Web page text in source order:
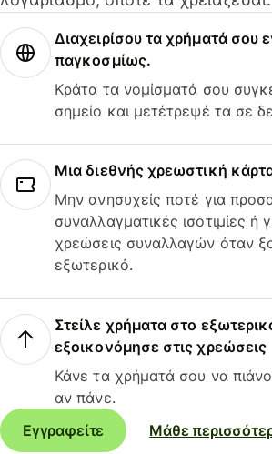
Διαχειρίσου τα χρήματά σου
παγκοσμίως.
Κράτα τα νομίσματά σου
σημείο και μετέτρεψέ τα σε
Μια διεθνής χρεωστική
Μην ανησυχείς ποτέ για
συναλλαγματικές ισοτιμίες ή
χρεώσεις συναλλαγών όταν
εξωτερικό.
Στείλε χρήματα στο
εξοικονόμησε στις χρεώσεις
Κάνε τα χρήματά σου να
αν πάνε.
Εγγραφείτε
Μάθε